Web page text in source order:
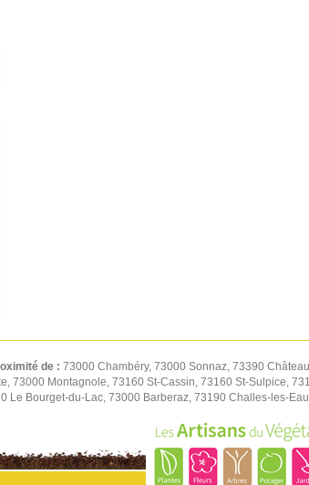
de : 73000 Chambéry, 73000 Sonnaz, 73390
73000 Montagnole, 73160 St-Cassin, 73160 St-Sulpice,
Le Bourget-du-Lac, 73000 Barberaz, 73190 Challes-les-